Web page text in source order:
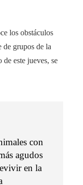
los obstáculos
de grupos de la
este jueves, se
con
agudos
en la